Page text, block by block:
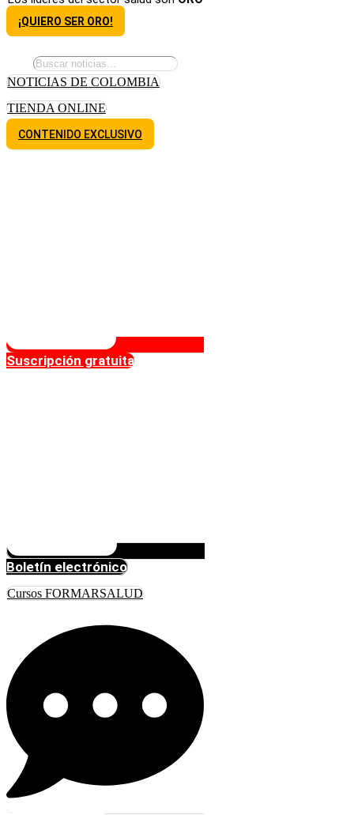
¡QUIERO SER ORO!
NOTICIAS DE COLOMBIA
TIENDA ONLINE
CONTENIDO EXCLUSIVO
Suscripción gratuita
Boletín electrónico
Cursos FORMARSALUD